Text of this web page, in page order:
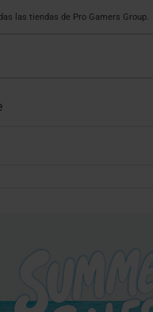
las tiendas de Pro Gamers Group.